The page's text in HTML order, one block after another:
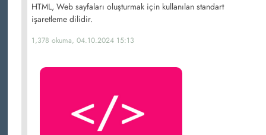
HTML, Web sayfaları oluşturmak için kullanılan standart
işaretleme dilidir.
1,378 okuma, 04.10.2024 15:13